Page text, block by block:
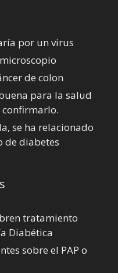
por un virus
de colon
para la salud
confirmarlo.
se ha relacionado
de diabetes
tratamiento
Diabética
sobre el PAP o